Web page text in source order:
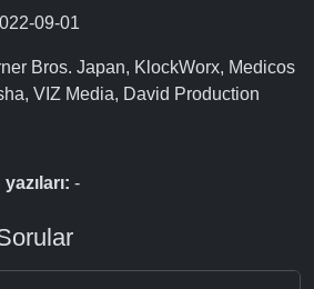
09-01
Bros. Japan, KlockWorx, Medicos
VIZ Media, David Production
-